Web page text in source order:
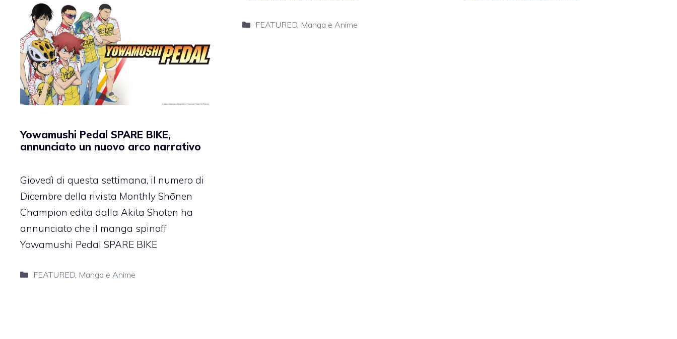
Categorie
FEATURED, Manga e Anime
Yowamushi Pedal SPARE BIKE,
annunciato un nuovo arco narrativo
Giovedì di questa settimana, il numero di
Dicembre della rivista Monthly Shōnen
Champion edita dalla Akita Shoten ha
annunciato che il manga spinoff
Yowamushi Pedal SPARE BIKE
Categorie
FEATURED, Manga e Anime